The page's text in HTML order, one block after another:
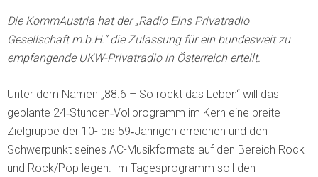
Die KommAustria hat der „Radio Eins Privatradio
Gesellschaft m.b.H.“ die Zulassung für ein bundesweit zu
empfangende UKW-Privatradio in Österreich erteilt.
Unter dem Namen „88.6 – So rockt das Leben“ will das
geplante 24‑Stunden‑Vollprogramm im Kern eine breite
Zielgruppe der 10- bis 59‑Jährigen erreichen und den
Schwerpunkt seines AC-Musikformats auf den Bereich Rock
und Rock/Pop legen. Im Tagesprogramm soll den